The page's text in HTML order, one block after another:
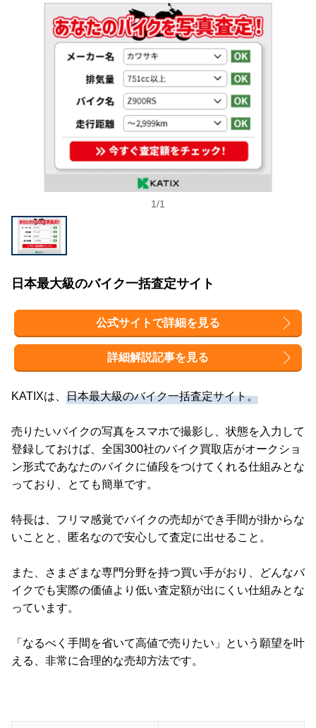
1/1
日本最大級のバイク一括査定サイト
公式サイトで詳細を見る
詳細解説記事を見る
KATIXは、 日本最大級のバイク一括査定サイト。
売りたいバイクの写真をスマホで撮影し、状態を入力して
登録しておけば、全国300社のバイク買取店がオークショ
ン形式であなたのバイクに値段をつけてくれる仕組みとな
っており、とても簡単です。
特長は、フリマ感覚でバイクの売却ができ手間が掛からな
いことと、匿名なので安心して査定に出せること。
また、さまざまな専門分野を持つ買い手がおり、どんなバ
イクでも実際の価値より低い査定額が出にくい仕組みとな
っています。
「なるべく手間を省いて高値で売りたい」という願望を叶
える、非常に合理的な売却方法です。